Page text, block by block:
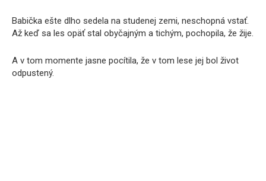
Babička ešte dlho sedela na studenej zemi, neschopná vstať.
Až keď sa les opäť stal obyčajným a tichým, pochopila, že žije.
A v tom momente jasne pocítila, že v tom lese jej bol život
odpustený.